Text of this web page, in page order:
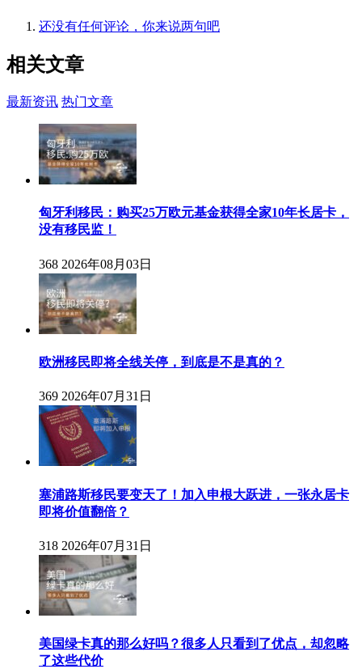
还没有任何评论，你来说两句吧
相关文章
最新资讯 热门文章
匈牙利移民：购买25万欧元基金获得全家10年长居卡，
没有移民监！
368 2026年08月03日
欧洲移民即将全线关停，到底是不是真的？
369 2026年07月31日
塞浦路斯移民要变天了！加入申根大跃进，一张永居卡
即将价值翻倍？
318 2026年07月31日
美国绿卡真的那么好吗？很多人只看到了优点，却忽略
了这些代价